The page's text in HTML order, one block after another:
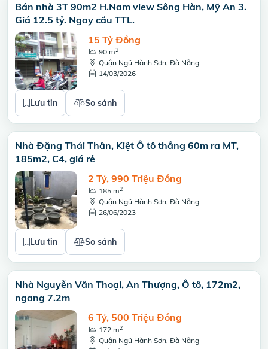
Bán nhà 3T 90m2 H.Nam view Sông Hàn, Mỹ An 3.
Giá 12.5 tỷ. Ngay cầu TTL.
15 Tỷ Đồng
90 m2
Quận Ngũ Hành Sơn, Đà Nẵng
14/03/2026
Lưu tin So sánh
Nhà Đặng Thái Thân, Kiệt Ô tô thẳng 60m ra MT,
185m2, C4, giá rẻ
2 Tỷ, 990 Triệu Đồng
185 m2
Quận Ngũ Hành Sơn, Đà Nẵng
26/06/2023
Lưu tin So sánh
Nhà Nguyễn Văn Thoại, An Thượng, Ô tô, 172m2,
ngang 7.2m
6 Tỷ, 500 Triệu Đồng
172 m2
Quận Ngũ Hành Sơn, Đà Nẵng